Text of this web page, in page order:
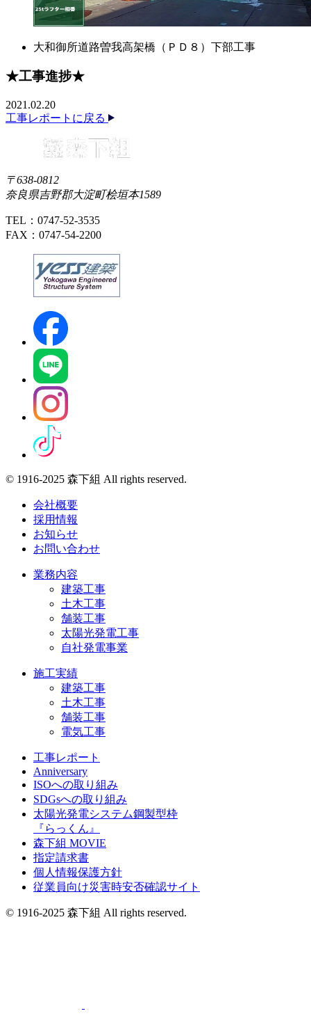
大和御所道路曽我高架橋（ＰＤ８）下部工事
★工事進捗★
2021.02.20
工事レポートに戻る
〒638-0812
奈良県吉野郡大淀町桧垣本1589
TEL：0747-52-3535
FAX：0747-54-2200
© 1916-2025 森下組 All rights reserved.
会社概要
採用情報
お知らせ
お問い合わせ
業務内容
建築工事
土木工事
舗装工事
太陽光発電工事
自社発電事業
施工実績
建築工事
土木工事
舗装工事
電気工事
工事レポート
Anniversary
ISOへの取り組み
SDGsへの取り組み
太陽光発電システム鋼製型枠
『らっくん』
森下組 MOVIE
指定請求書
個人情報保護方針
従業員向け災害時安否確認サイト
© 1916-2025 森下組 All rights reserved.